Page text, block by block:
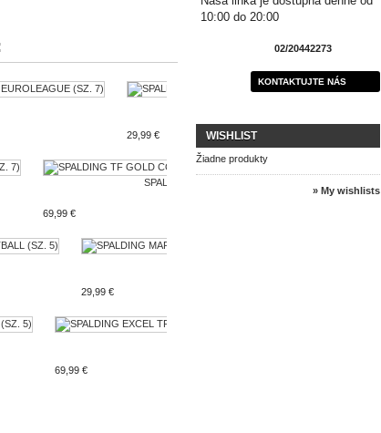
29,99 €
SPALDING TF...
69,99 €
29,99 €
69,99 €
10:00 do 20:00
02/20442273
KONTAKTUJTE NÁS
WISHLIST
Žiadne produkty
» My wishlists